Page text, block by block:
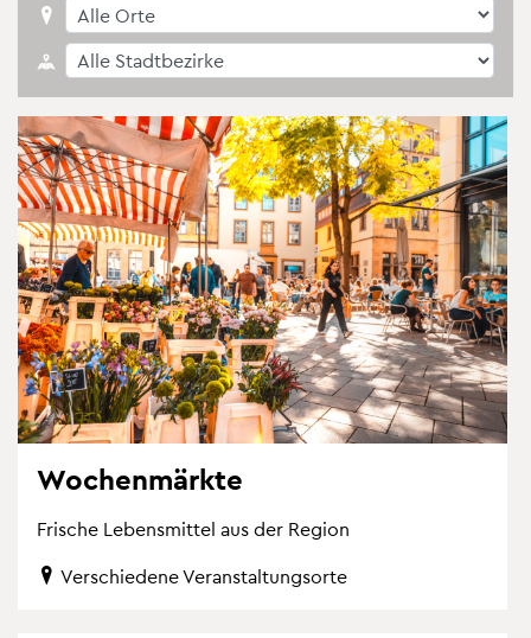
Wo­chen­märk­te
Fri­sche Le­bens­mit­tel aus der Re­gi­on
Ver­schie­de­ne Ver­an­stal­tungs­or­te